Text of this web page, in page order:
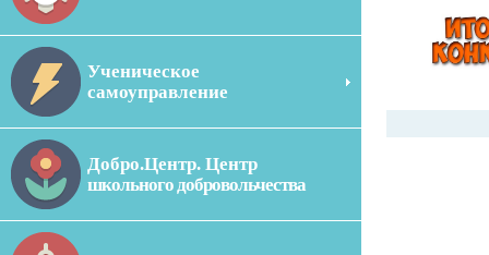
Ученическое
самоуправление
Добро.Центр. Центр
школьного добровольчества